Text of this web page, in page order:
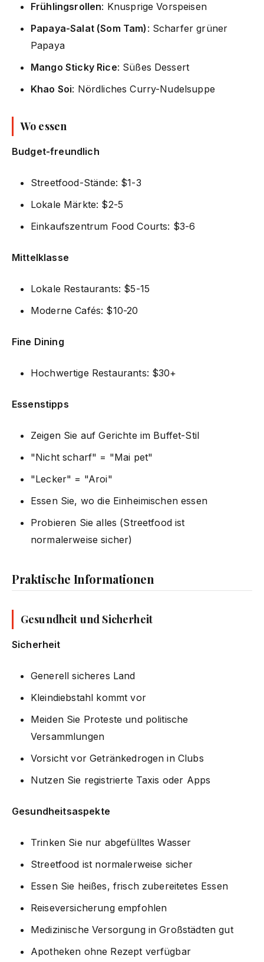
Frühlingsrollen: Knusprige Vorspeisen
Papaya-Salat (Som Tam) : Scharfer grüner
Papaya
Mango Sticky Rice: Süßes Dessert
Khao Soi: Nördliches Curry-Nudelsuppe
Wo essen
Budget-freundlich
Streetfood-Stände: $1-3
Lokale Märkte: $2-5
Einkaufszentrum Food Courts: $3-6
Mittelklasse
Lokale Restaurants: $5-15
Moderne Cafés: $10-20
Fine Dining
Hochwertige Restaurants: $30+
Essenstipps
Zeigen Sie auf Gerichte im Buffet-Stil
"Nicht scharf" = "Mai pet"
"Lecker" = "Aroi"
Essen Sie, wo die Einheimischen essen
Probieren Sie alles (Streetfood ist
normalerweise sicher)
Praktische Informationen
Gesundheit und Sicherheit
Sicherheit
Generell sicheres Land
Kleindiebstahl kommt vor
Meiden Sie Proteste und politische
Versammlungen
Vorsicht vor Getränkedrogen in Clubs
Nutzen Sie registrierte Taxis oder Apps
Gesundheitsaspekte
Trinken Sie nur abgefülltes Wasser
Streetfood ist normalerweise sicher
Essen Sie heißes, frisch zubereitetes Essen
Reiseversicherung empfohlen
Medizinische Versorgung in Großstädten gut
Apotheken ohne Rezept verfügbar